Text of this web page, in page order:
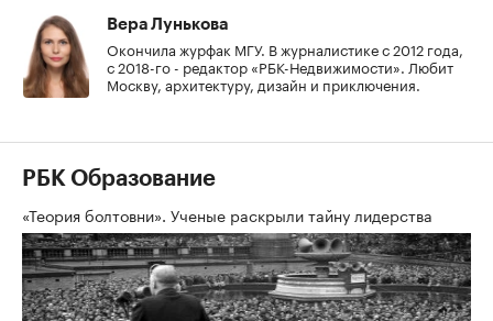
Вера Лунькова
Окончила журфак МГУ. В журналистике с 2012 года,
с 2018-го - редактор «РБК-Недвижимости». Любит
Москву, архитектуру, дизайн и приключения.
РБК Образование
«Теория болтовни». Ученые раскрыли тайну лидерства